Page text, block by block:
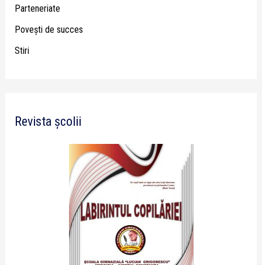
Parteneriate
Poveşti de succes
Stiri
Revista școlii